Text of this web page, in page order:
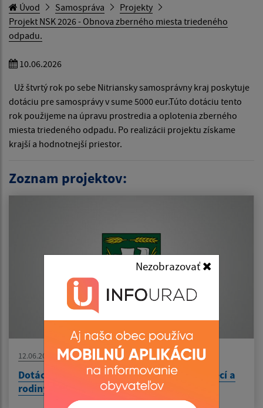
Nezobrazovať
Úvod Samospráva
Projekty
Projekt NSK 2026 - Obnova zberného miesta triedeného
odpadu.
10.06.2026
Už štvrtý rok po sebe Nitriansky samosprávny kraj poskytuje
dotáciu pre samosprávy v sume 5000 eur.Túto dotáciu tento
rok použijeme na úpravu prostredia a oplotenia zberného
miesta triedeného odpadu. Po realizácii projektu získame
krajší a hodnotnejší priestor.
Zoznam projektov:
12.06.2026
Dotácia od Ministerstva práce, sociánych vecí a
rodiny - Podpora na plnenie funkcií rodiny